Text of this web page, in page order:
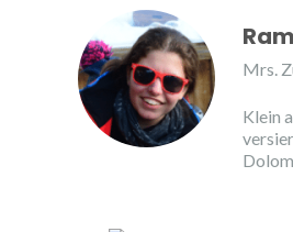
Mrs.
Klein